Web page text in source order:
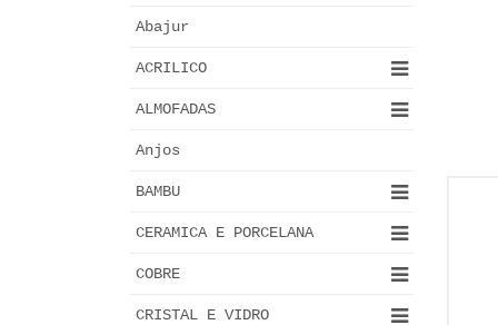
Abajur
ACRILICO
ALMOFADAS
Anjos
BAMBU
CERAMICA E PORCELANA
COBRE
CRISTAL E VIDRO